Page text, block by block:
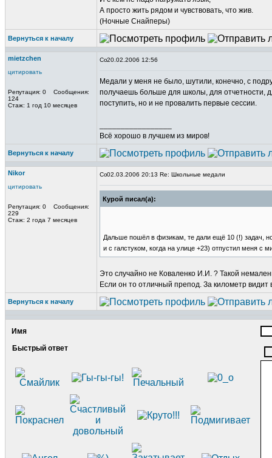
А просто жить рядом и чувствовать, что жив.
(Ночные Снайперы)
Вернуться к началу
mietzchen
цитировать
Репутация: 0 Сообщения:
124
Стаж: 1 год 10 месяцев
20.02.2006 12:56
Медали у меня не было, шутили, конечно, с
получаешь больше для школы, для отчетности,
поступить, но и не провалить первые сессии.
Всё хорошо в лучшем из миров!
Вернуться к началу
Nikor
цитировать
Репутация: 0 Сообщения:
229
Стаж: 2 года 7 месяцев
02.03.2006 20:13 Re: Школьные медали
Курой писал(а):
Дальше пошёл в физикам, те дали ещё 10 (!) задач,
и с галстуком, когда на улице +23) отпустил меня с
Это случайно не Коваленко И.И. ? Такой
Если он то отличный препод. За километр
Вернуться к началу
Имя
Быстрый ответ